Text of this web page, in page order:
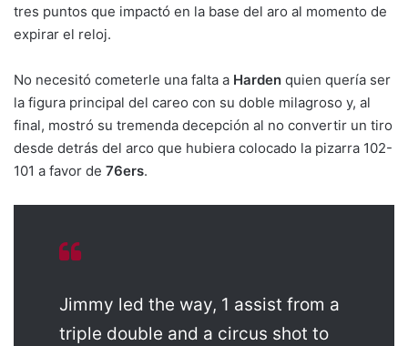
tres puntos que impactó en la base del aro al momento de
expirar el reloj.
No necesitó cometerle una falta a Harden quien quería ser
la figura principal del careo con su doble milagroso y, al
final, mostró su tremenda decepción al no convertir un tiro
desde detrás del arco que hubiera colocado la pizarra 102-
101 a favor de 76ers.
Jimmy led the way, 1 assist from a
triple double and a circus shot to